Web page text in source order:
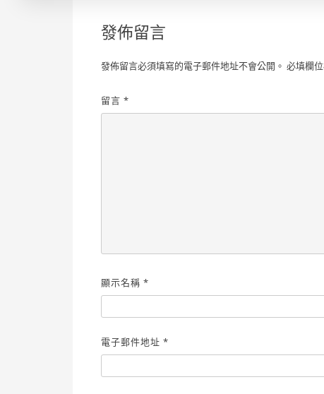
發佈留言
發佈留言必須填寫的電子郵件地址不會公開。 必填欄
留言*
顯示名稱*
電子郵件地址*